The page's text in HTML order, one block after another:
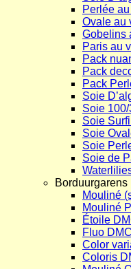
Perlée
Ovale au
Gobelins
Paris au
Pack
Pack
Pack
Soie
Soie
Soie
Soie
Soie
Soie de
Borduurgarens
Mouliné
Mouliné
Étoile
Fluo DMC
Color
Coloris